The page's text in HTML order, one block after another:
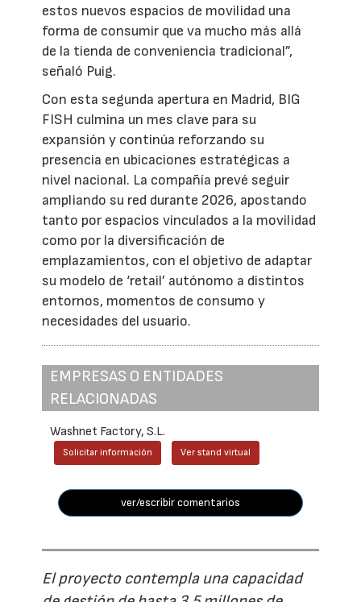
estos nuevos espacios de movilidad una
forma de consumir que va mucho más allá
de la tienda de conveniencia tradicional”,
señaló Puig.
Con esta segunda apertura en Madrid, BIG
FISH culmina un mes clave para su
expansión y continúa reforzando su
presencia en ubicaciones estratégicas a
nivel nacional. La compañía prevé seguir
ampliando su red durante 2026, apostando
tanto por espacios vinculados a la movilidad
como por la diversificación de
emplazamientos, con el objetivo de adaptar
su modelo de ‘retail’ autónomo a distintos
entornos, momentos de consumo y
necesidades del usuario.
EMPRESAS O ENTIDADES
RELACIONADAS
Washnet Factory, S.L.
Solicitar información Ver stand virtual
ver/escribir comentarios
El proyecto contempla una capacidad